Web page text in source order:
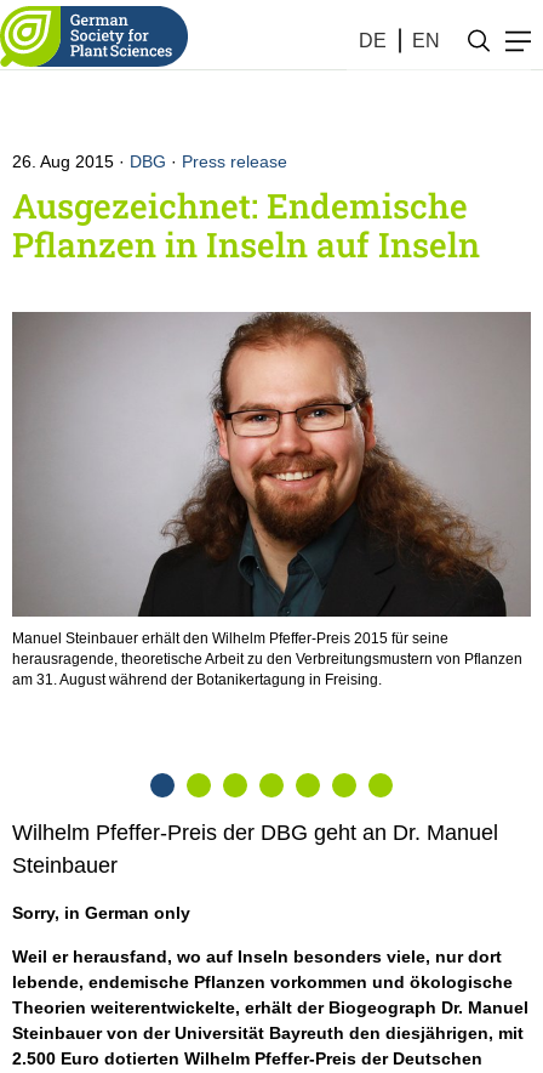
DE EN
26. Aug 2015 DBG · Press release
Ausgezeichnet: Endemische
Pflanzen in Inseln auf Inseln
Manuel Steinbauer erhält den Wilhelm Pfeffer-Preis 2015 für seine
herausragende, theoretische Arbeit zu den Verbreitungsmustern von Pflanzen
am 31. August während der Botanikertagung in Freising.
Wilhelm Pfeffer-Preis der DBG geht an Dr. Manuel
Steinbauer
Sorry, in German only
Weil er herausfand, wo auf Inseln besonders viele, nur dort
lebende, endemische Pflanzen vorkommen und ökologische
Theorien weiterentwickelte, erhält der Biogeograph Dr. Manuel
Steinbauer von der Universität Bayreuth den diesjährigen, mit
2.500 Euro dotierten Wilhelm Pfeffer-Preis der Deutschen